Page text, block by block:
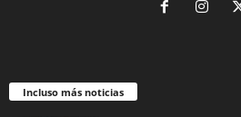
Incluso más noticias